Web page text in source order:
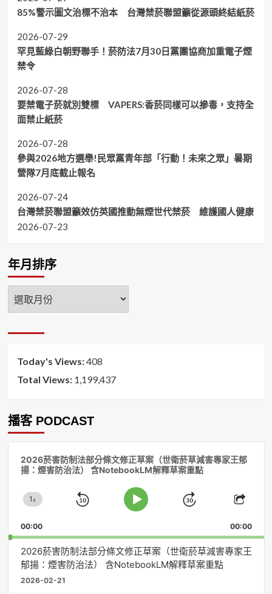
85%警示圖文治標不治本 台灣禁菸聯盟籲從源頭終結紙菸
2026-07-29
罕見藍綠白朝野聯手！菸防法7月30日黨團協商加重電子煙
禁令
2026-07-28
要禁電子菸就別雙標 VAPERS:香菸同樣可以摻毒，支持全
面禁止紙菸
2026-07-28
參與2026地方選舉!民眾黨青年部「行動！未來之眾」暑期
營隊7月底截止報名
2026-07-24
台灣禁菸聯盟籲效仿英國推動無煙世代禁菸 維護國人健康
2026-07-23
年月排序
年
月
序
Today's Views:408
Total Views: 1,199,437
播客 PODCAST
2026菸害防制法部分條文修正草案（世衛菸草減害專家王郁
揚：煙害防治法） 含NotebookLM解釋草案重點
Change
Rate
1x
Skip
Play
Jump
Forward
Share
00:00 00:00
2026菸害防制法部分條文修正草案（世衛菸草減害專家王
郁揚：煙害防治法） 含NotebookLM解釋草案重點
2026-02-21